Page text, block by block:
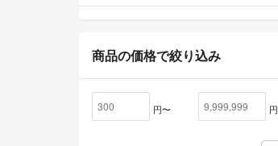
商品の価格で絞り込み
円〜 円